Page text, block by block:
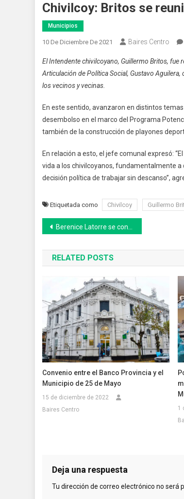
Chivilcoy: Britos se
Municipios
10 De Diciembre De 2021 Baires Centro
El Intendente chivilcoyano, Guillermo Britos, fue
Articulación de Política Social, Gustavo
los vecinos y vecinas.
En este sentido, avanzaron en distintos
desembolso en el marco del Programa
también de la construcción de playones
En relación a esto, el jefe comunal expresó:
vida a los chivilcoyanos, fundamentalmente a
decisión política de trabajar sin descanso”,
Etiquetada como Chivilcoy Guillermo
Navegación
de
entradas
Berenice Latorre se convirtió en la diputada más joven de la historia de la Cámara Baja de la Provincia
RELATED POSTS
Convenio entre el Banco Provincia y el
Municipio de 25 de Mayo
15 de diciembre de 2022
Baires Centro
1
Deja una respuesta
Tu dirección de correo electrónico no será